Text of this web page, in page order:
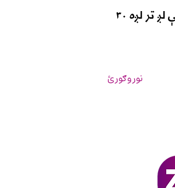
یوناما: طالبانو په هرات کې لږ تر لږه ۳۰
نور وګورئ